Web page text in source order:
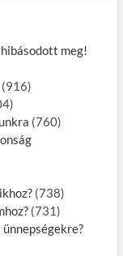
meg!
(916)
(760)
(738)
(731)